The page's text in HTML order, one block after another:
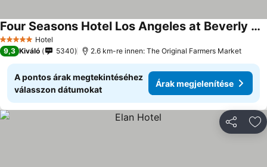
5 KategóriaHotel
Four Seasons Hotel Los Angeles at Beverly Hills
9,3 Kiváló 5340 2.6 km-re innen: The Original Farmers Market
A pontos árak megtekintéséhez
válasszon dátumokat
Árak megjelenítése